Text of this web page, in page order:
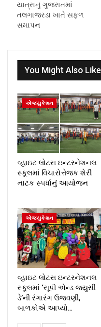
યાત્રાનું ગુજરાતમાં
તલગાજરડા ખાતે સફળ
સમાપન
You Might Also Like
એજ્યુકેશન
વ્હાઇટ લોટસ ઇન્ટરનેશનલ
સ્કૂલમાં વિચારોત્તેજક શેરી
નાટક સ્પર્ધાનું આયોજન
એજ્યુકેશન
વ્હાઇટ લોટસ ઇન્ટરનેશનલ
સ્કૂલમાં ‘સૂપી એન્ડ જ્યુસી
ડે’ની રંગારંગ ઉજવણી,
બાળકોએ આપ્યો…